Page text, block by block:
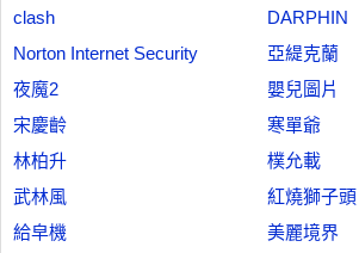
clash
DARPHIN
Norton Internet Security
亞緹克蘭
夜魔2
嬰兒圖片
宋慶齡
寒單爺
林柏升
樸允載
武林風
紅燒獅子頭
給皁機
美麗境界